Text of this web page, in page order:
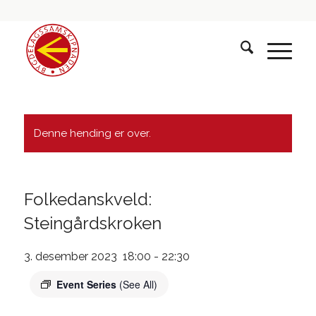
Denne hending er over.
Folkedanskveld:
Steingårdskroken
3. desember 2023 18:00 - 22:30
Event Series (See All)